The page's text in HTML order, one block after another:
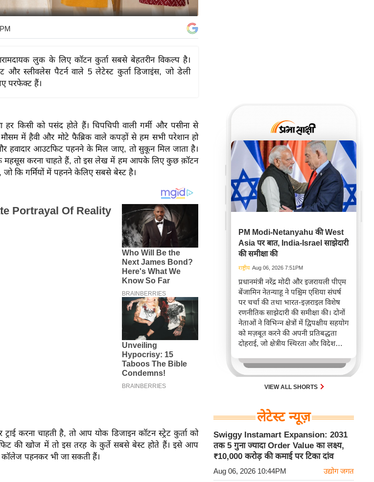
लुक के लिए कॉटन कुर्ता सबसे बेहतरीन विकल्प है।
और स्लीवलेस पैटर्न वाले 5 लेटेस्ट कुर्ता डिजाइंस, जो डेली
परफेक्ट हैं।
किसी को पसंद होते हैं। चिपचिपी वाली गर्मी और पसीना से
में हैवी और मोटे फैब्रिक वाले कपड़ों से हम सभी परेशान हो
हवादार आउटफिट पहनने के मिल जाए, तो सुकून मिल जाता है।
महसूस करना चाहते हैं, तो इस लेख में हम आपके लिए कुछ क़ॉटन
कि गर्मियों में पहनने केलिए सबसे बेस्ट है।
करना चाहती है, तो आप योक डिजाइन कॉटन स्ट्रेट कुर्ता को
की खोज में तो इस तरह के कुर्ते सबसे बेस्ट होते हैं। इसे आप
पहनकर भी जा सकती हैं।
PM Modi-Netanyahu की West
Asia पर बात, India-Israel साझेदारी
की समीक्षा की
राष्ट्रीय Aug 06, 2026 7:51PM
प्रधानमंत्री नरेंद्र मोदी और इजरायली पीएम
बेंजामिन नेतन्याहू ने पश्चिम एशिया संघर्ष
पर चर्चा की तथा भारत-इज़राइल विशेष
रणनीतिक साझेदारी की समीक्षा की। दोनों
नेताओं ने विभिन्न क्षेत्रों में द्विपक्षीय सहयोग
को मज़बूत करने की अपनी प्रतिबद्धता
दोहराई, जो क्षेत्रीय स्थिरता और विदेश
करता है।
VIEW ALL SHORTS
लेटेस्ट न्यूज़
Swiggy Instamart Expansion: 2031
तक 5 गुना ज्यादा Order Value का लक्ष्य,
₹10,000 करोड़ की कमाई पर टिका दांव
Aug 06, 2026 10:44PM उद्योग जगत